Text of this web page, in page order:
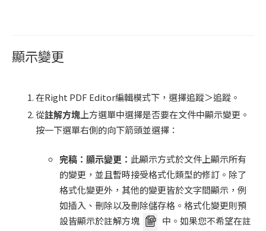
顯示變更
在Right PDF Editor編輯模式下，選擇追蹤＞追蹤。
從註解方塊 上方選單中選擇是否要在文件中顯示變更。
按一下選單右側的向下箭頭並選擇：
完稿：顯示變更： 此顯示方式於文件上顯示所有
的變更，並且暫時接受格式化類型的修訂。除了
格式化變更外，其他的變更皆於文字間顯示，例
如插入、刪除以及刪除儲存格。格式化變更則預
設皆顯示於註解方塊
中。如果您不希望在註